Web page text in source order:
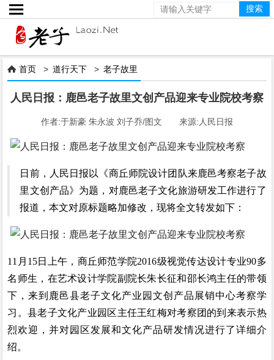

 首页 >道行天下 >老子故里
人民日报：鹿邑老子故里文创产品迎来专业院校考察
作者:于新豪 朱永波 刘子乔/图文 来源:人民日报
日前，人民日报以《商丘师院设计团队来鹿邑考察老子故
里文创产品》为题，对鹿邑老子文化旅游研发工作进行了
报道，本文对原标题略加修改，现将全文转发如下：
11月15日上午，商丘师范学院2016级视觉传达设计专业90多
名师生，在艺术设计学院副院长朱长征和邵长鸿主任的带领
下，来到鹿邑县老子文化产业园文创产品展销中心考察学
习。县老子文化产业园区主任王红梅对考察团的到来表示热
烈欢迎，并对园区发展和文化产品研发情况进行了详细介
绍。